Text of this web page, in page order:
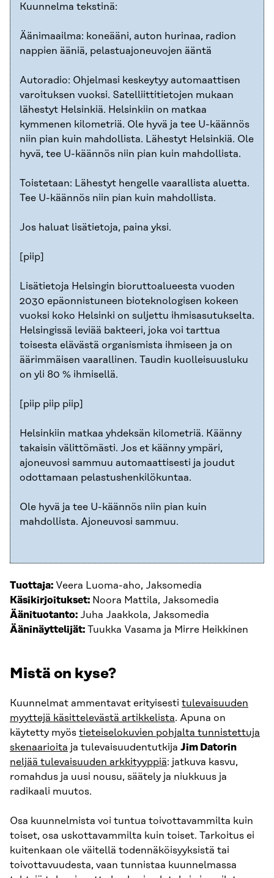
Kuunnelma tekstinä:
Äänimaailma: koneääni, auton hurinaa, radion
nappien ääniä, pelastuajoneuvojen ääntä
Autoradio: Ohjelmasi keskeytyy automaattisen
varoituksen vuoksi. Satelliittitietojen mukaan
lähestyt Helsinkiä. Helsinkiin on matkaa
kymmenen kilometriä. Ole hyvä ja tee U-käännös
niin pian kuin mahdollista. Lähestyt Helsinkiä. Ole
hyvä, tee U-käännös niin pian kuin mahdollista.
Toistetaan: Lähestyt hengelle vaarallista aluetta.
Tee U-käännös niin pian kuin mahdollista.
Jos haluat lisätietoja, paina yksi.
[piip]
Lisätietoja Helsingin bioruttoalueesta vuoden
2030 epäonnistuneen bioteknologisen kokeen
vuoksi koko Helsinki on suljettu ihmisasutukselta.
Helsingissä leviää bakteeri, joka voi tarttua
toisesta elävästä organismista ihmiseen ja on
äärimmäisen vaarallinen. Taudin kuolleisuusluku
on yli 80 % ihmisellä.
[piip piip piip]
Helsinkiin matkaa yhdeksän kilometriä. Käänny
takaisin välittömästi. Jos et käänny ympäri,
ajoneuvosi sammuu automaattisesti ja joudut
odottamaan pelastushenkilökuntaa.
Ole hyvä ja tee U-käännös niin pian kuin
mahdollista. Ajoneuvosi sammuu.
Tuottaja: Veera Luoma-aho, Jaksomedia
Käsikirjoitukset: Noora Mattila, Jaksomedia
Äänituotanto: Juha Jaakkola, Jaksomedia
Ääninäyttelijät: Tuukka Vasama ja Mirre Heikkinen
Mistä on kyse?
Kuunnelmat ammentavat erityisesti tulevaisuuden
myyttejä käsittelevästä artikkelista. Apuna on
käytetty myös tieteiselokuvien pohjalta tunnistettuja
skenaarioita ja tulevaisuudentutkija Jim Datorin
neljää tulevaisuuden arkkityyppiä: jatkuva kasvu,
romahdus ja uusi nousu, säätely ja niukkuus ja
radikaali muutos.
Osa kuunnelmista voi tuntua toivottavammilta kuin
toiset, osa uskottavammilta kuin toiset. Tarkoitus ei
kuitenkaan ole väitellä todennäköisyyksistä tai
toivottavuudesta, vaan tunnistaa kuunnelmassa